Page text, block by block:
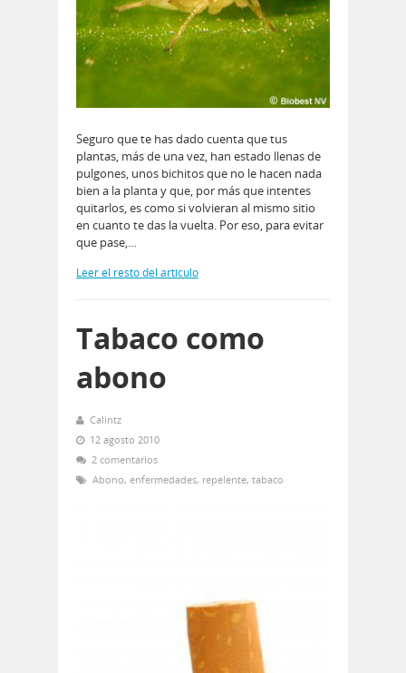
Seguro que te has dado cuenta que tus
plantas, más de una vez, han estado llenas de
pulgones, unos bichitos que no le hacen nada
bien a la planta y que, por más que intentes
quitarlos, es como si volvieran al mismo sitio
en cuanto te das la vuelta. Por eso, para evitar
que pase,…
Leer el resto del artículo
Tabaco como
abono
Calintz
12 agosto 2010
2 comentarios
Abono, enfermedades, repelente, tabaco